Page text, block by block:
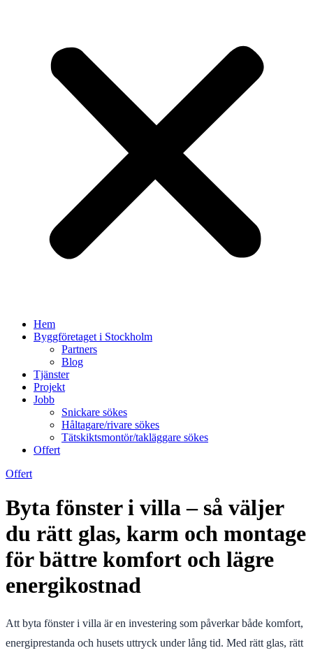
Hem
Byggföretaget i Stockholm
Partners
Blog
Tjänster
Projekt
Jobb
Snickare sökes
Håltagare/rivare sökes
Tätskiktsmontör/takläggare sökes
Offert
Offert
Byta fönster i villa – så väljer
du rätt glas, karm och montage
för bättre komfort och lägre
energikostnad
Att byta fönster i villa är en investering som påverkar både komfort,
energiprestanda och husets uttryck under lång tid. Med rätt glas, rätt